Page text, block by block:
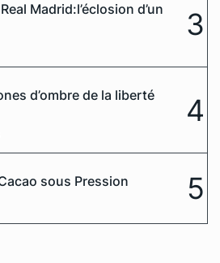
Madrid:l’éclosion d’un
3
d’ombre de la liberté
4
sous Pression 5